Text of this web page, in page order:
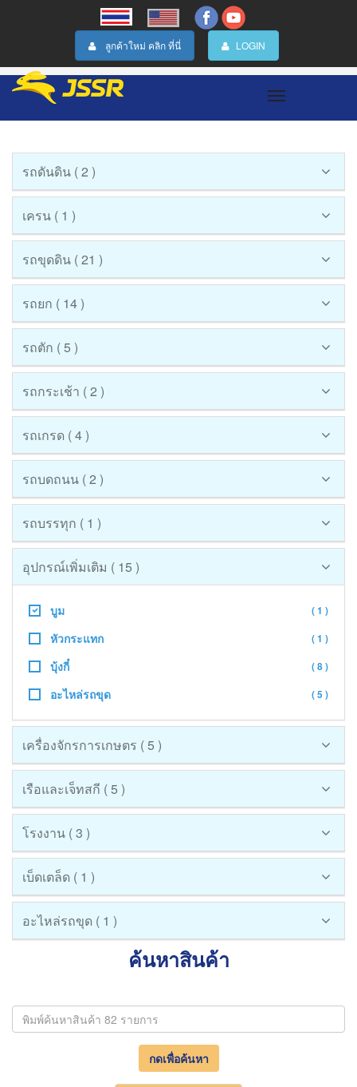
ลูกค้าใหม่ คลิก ที่นี่ LOGIN
Toggle
navigation
รถดันดิน ( 2 )
เครน ( 1 )
รถขุดดิน ( 21 )
รถยก ( 14 )
รถตัก ( 5 )
รถกระเช้า ( 2 )
รถเกรด ( 4 )
รถบดถนน ( 2 )
รถบรรทุก ( 1 )
อุปกรณ์เพิ่มเติม ( 15 )
บูม ( 1 )
หัวกระแทก ( 1 )
บุ้งกี๋ ( 8 )
อะไหล่รถขุด ( 5 )
เครื่องจักรการเกษตร ( 5 )
เรือและเจ็ทสกี ( 5 )
โรงงาน ( 3 )
เบ็ดเตล็ด ( 1 )
อะไหล่รถขุด ( 1 )
ค้นหาสินค้า
กดเพื่อค้นหา